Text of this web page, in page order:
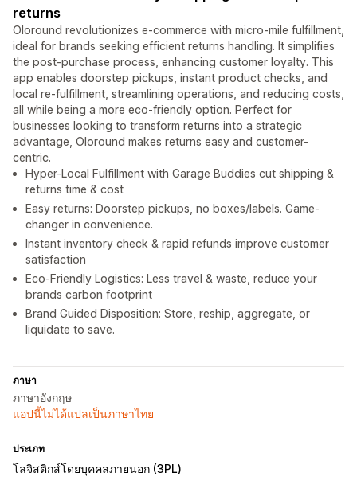
returns
Oloround revolutionizes e-commerce with micro-mile fulfillment,
ideal for brands seeking efficient returns handling. It simplifies
the post-purchase process, enhancing customer loyalty. This
app enables doorstep pickups, instant product checks, and
local re-fulfillment, streamlining operations, and reducing costs,
all while being a more eco-friendly option. Perfect for
businesses looking to transform returns into a strategic
advantage, Oloround makes returns easy and customer-
centric.
Hyper-Local Fulfillment with Garage Buddies cut shipping &
returns time & cost
Easy returns: Doorstep pickups, no boxes/labels. Game-
changer in convenience.
Instant inventory check & rapid refunds improve customer
satisfaction
Eco-Friendly Logistics: Less travel & waste, reduce your
brands carbon footprint
Brand Guided Disposition: Store, reship, aggregate, or
liquidate to save.
ภาษา
ภาษาอังกฤษ
แอปนี้ไม่ได้แปลเป็นภาษาไทย
ประเภท
โลจิสติกส์โดยบุคคลภายนอก (3PL)